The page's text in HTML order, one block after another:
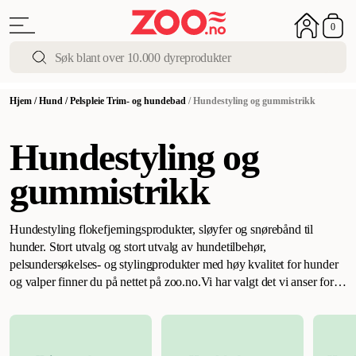
0
Hjem /Hund /Pelspleie Trim- og hundebad /Hundestyling og gummistrikk
Hundestyling og
gummistrikk
Hundestyling flokefjerningsprodukter, sløyfer og snørebånd til
hunder. Stort utvalg og stort utvalg av hundetilbehør,
pelsundersøkelses- og stylingprodukter med høy kvalitet for hunder
og valper finner du på nettet på zoo.no.Vi har valgt det vi anser for å
Her kan alle hunderaser, store som små, finne sin personlige favoritt.